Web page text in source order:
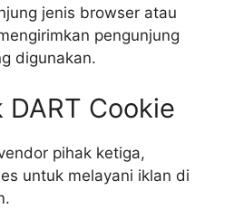
jenis browser atau
pengunjung
digunakan.
Cookie
pihak ketiga,
untuk melayani iklan di